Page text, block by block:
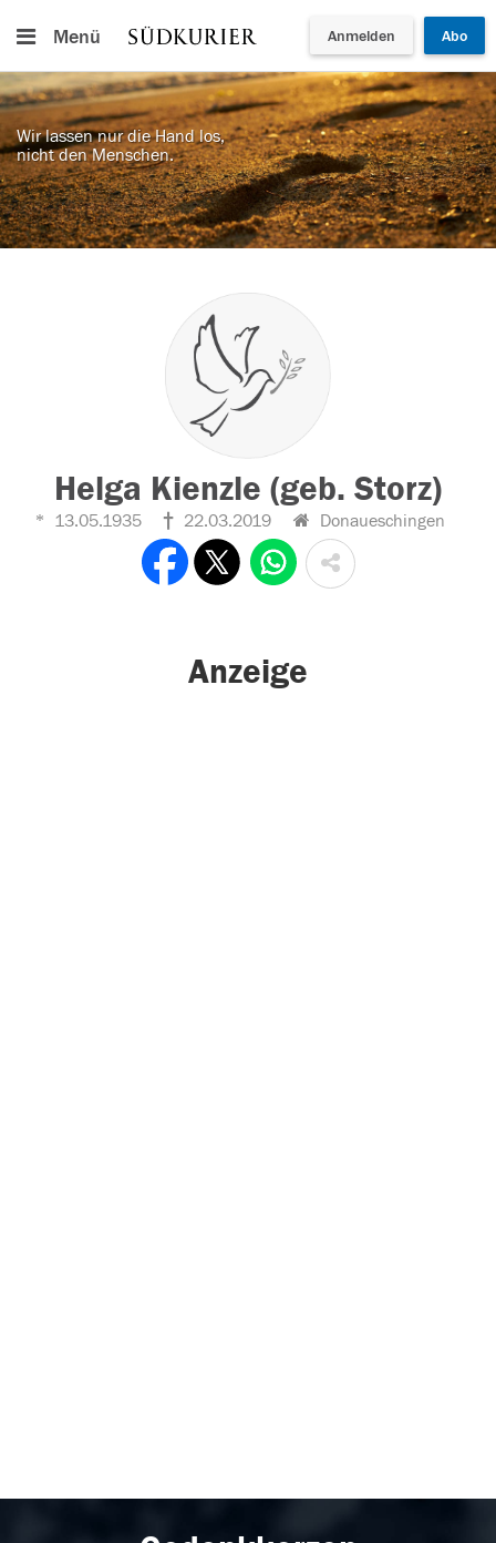
Menü Anmelden Abo
Wir lassen nur die Hand los,
nicht den Menschen.
Helga Kienzle (geb. Storz)
13.05.1935 22.03.2019 Donaueschingen
Anzeige